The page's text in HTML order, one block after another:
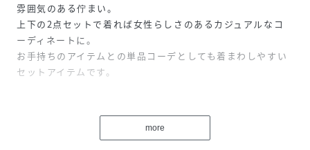
雰囲気のある佇まい。
上下の2点セットで着れば女性らしさのあるカジュアルなコ
ーディネートに。
お手持ちのアイテムとの単品コーデとしても着まわしやすい
セットアイテムです。
接触冷感の布帛素材。
麻のようなさらっとした清涼感のある素材です。
more